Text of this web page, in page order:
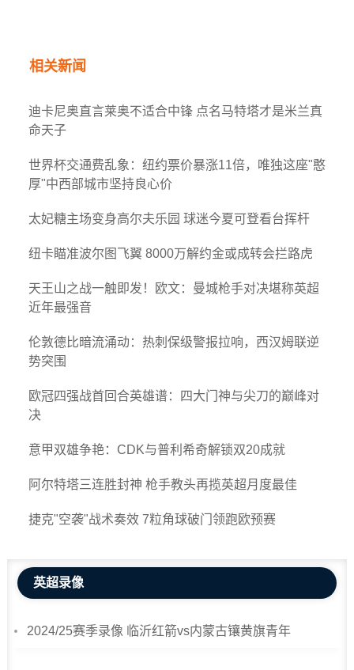
相关新闻
迪卡尼奥直言莱奥不适合中锋 点名马特塔才是米兰真
命天子
世界杯交通费乱象：纽约票价暴涨11倍，唯独这座"憨
厚"中西部城市坚持良心价
太妃糖主场变身高尔夫乐园 球迷今夏可登看台挥杆
纽卡瞄准波尔图飞翼 8000万解约金或成转会拦路虎
天王山之战一触即发！欧文：曼城枪手对决堪称英超
近年最强音
伦敦德比暗流涌动：热刺保级警报拉响，西汉姆联逆
势突围
欧冠四强战首回合英雄谱：四大门神与尖刀的巅峰对
决
意甲双雄争艳：CDK与普利希奇解锁双20成就
阿尔特塔三连胜封神 枪手教头再揽英超月度最佳
捷克"空袭"战术奏效 7粒角球破门领跑欧预赛
英超录像
2024/25赛季录像 临沂红箭vs内蒙古镶黄旗青年